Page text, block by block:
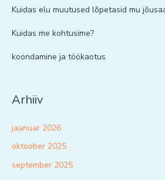
Kuidas elu muutused lõpetasid mu
Kuidas me kohtusime?
koondamine ja töökaotus
Arhiiv
jaanuar 2026
oktoober 2025
september 2025